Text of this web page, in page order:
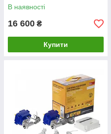
В наявності
16 600 ₴
Купити